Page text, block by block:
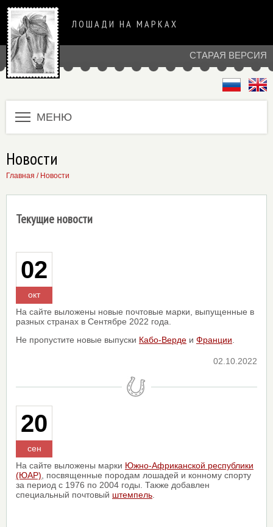
СТАРАЯ ВЕРСИЯ
ЛОШАДИ НА МАРКАХ
МЕНЮ
Новости
Главная / Новости
Текущие новости
02
окт
На сайте выложены новые почтовые марки, выпущенные в
разных странах в Сентябре 2022 года.
Не пропустите новые выпуски Кабо-Верде и Франции
02.10.2022
20
сен
На сайте выложены марки Южно-Африканской республики
(ЮАР) , посвященные породам лошадей и конному спорту
за период с 1976 по 2004 годы. Также добавлен
специальный почтовый штемпель